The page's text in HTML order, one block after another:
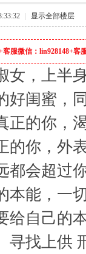
显示全部楼层
服微信：lin928148+客
女，上半
好闺蜜，
正的你，
的你，外
都会超过
本能，一
给自己的
寻找上供